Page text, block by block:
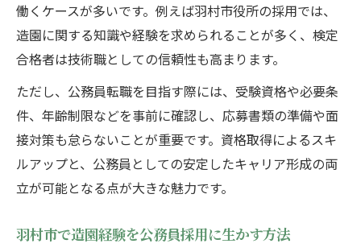
造園技能を高める効率的な勉強法を解説
造園職検定の受験地と試験会場の確認方法
合格発表までに準備すべきポイントまとめ
地域貢献を叶える造園分野の実践的アドバイス
造園資格を活かした地域貢献の具体例紹介
公務員として地域に根差す造園活動の意義
羽村市で実践できる造園プロジェクト提案
地域社会を豊かにする造園の仕事の魅力
働くケースが多いです。例えば羽村市役所の採用では、
造園に関する知識や経験を求められることが多く、検定
合格者は技術職としての信頼性も高まります。
ただし、公務員転職を目指す際には、受験資格や必要条
件、年齢制限などを事前に確認し、応募書類の準備や面
接対策も怠らないことが重要です。資格取得によるスキ
ルアップと、公務員としての安定したキャリア形成の両
立が可能となる点が大きな魅力です。
羽村市で造園経験を公務員採用に生かす方法